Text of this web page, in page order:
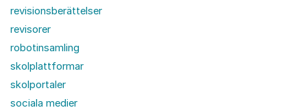
revisionsberättelser
revisorer
robotinsamling
skolplattformar
skolportaler
sociala medier